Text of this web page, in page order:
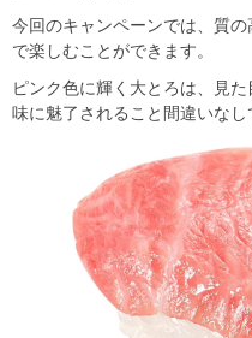
今回のキャンペーンでは、質
で楽しむことができます。
ピンク色に輝く大とろは、見
味に魅了されること間違いなし